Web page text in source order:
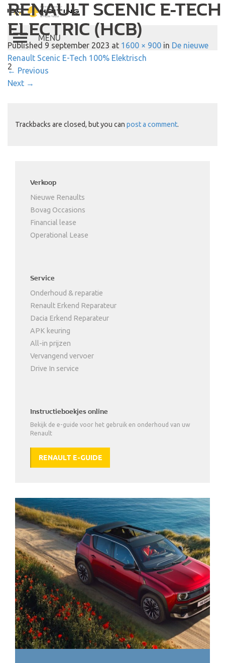
Autobedrijf Hoiting
Toggle
navigation
RENAULT SCENIC E-TECH
ELECTRIC (HCB)
Published 9 september 2023 at 1600 × 900 in De nieuwe
Renault Scenic E-Tech 100% Elektrisch
← Previous
Next →
2
Trackbacks are closed, but you can post a comment.
Verkoop
Nieuwe Renaults
Bovag Occasions
Financial lease
Operational Lease
Service
Onderhoud & reparatie
Renault Erkend Reparateur
Dacia Erkend Reparateur
APK keuring
All-in prijzen
Vervangend vervoer
Drive In service
Instructieboekjes online
Bekijk de e-guide voor het gebruik en onderhoud van uw
Renault
RENAULT E-GUIDE